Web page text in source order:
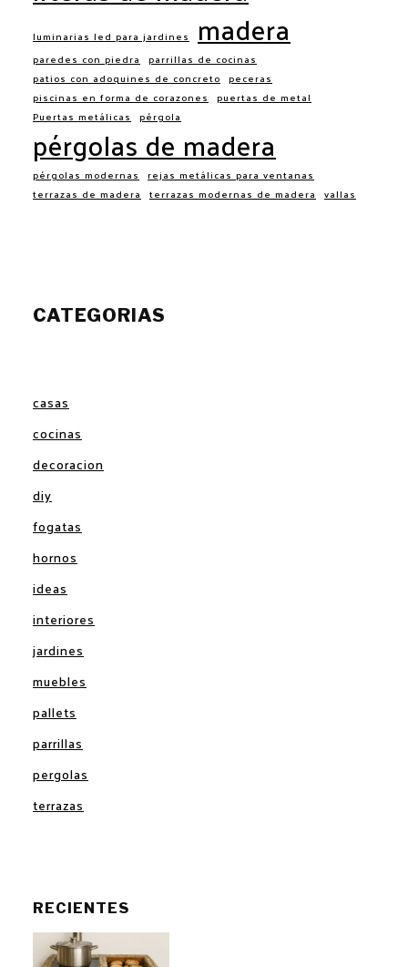
luminarias led para jardines madera
paredes con piedra parrillas de cocinas
patios con adoquines de concreto peceras
piscinas en forma de corazones puertas de metal
Puertas metálicas pérgola
pérgolas de madera
pérgolas modernas rejas metálicas para ventanas
terrazas de madera terrazas modernas de madera vallas
CATEGORIAS
casas
cocinas
decoracion
diy
fogatas
hornos
ideas
interiores
jardines
muebles
pallets
parrillas
pergolas
terrazas
RECIENTES